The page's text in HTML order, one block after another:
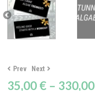
Prev Next
35,00 € – 330,00